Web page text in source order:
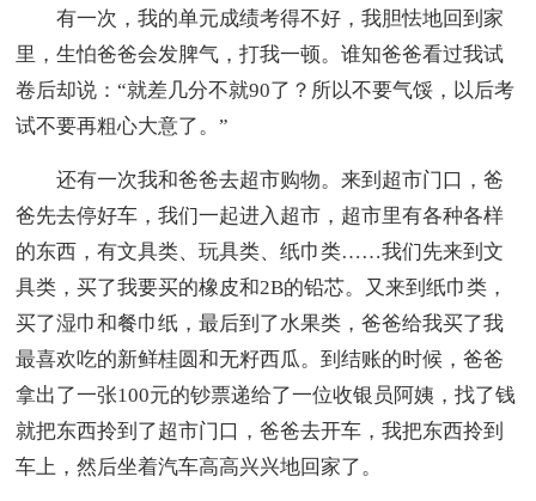
有一次，我的单元成绩考得不好，我胆怯地回到家
里，生怕爸爸会发脾气，打我一顿。谁知爸爸看过我试
卷后却说：“就差几分不就90了？所以不要气馁，以后考
试不要再粗心大意了。”
还有一次我和爸爸去超市购物。来到超市门口，爸
爸先去停好车，我们一起进入超市，超市里有各种各样
的东西，有文具类、玩具类、纸巾类……我们先来到文
具类，买了我要买的橡皮和2B的铅芯。又来到纸巾类，
买了湿巾和餐巾纸，最后到了水果类，爸爸给我买了我
最喜欢吃的新鲜桂圆和无籽西瓜。到结账的时候，爸爸
拿出了一张100元的钞票递给了一位收银员阿姨，找了钱
就把东西拎到了超市门口，爸爸去开车，我把东西拎到
车上，然后坐着汽车高高兴兴地回家了。